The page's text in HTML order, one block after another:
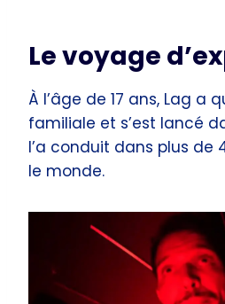
Le voyage
À l’âge de 17 ans, Lag a
familiale et s’est lancé
l’a conduit dans plus de
le monde.